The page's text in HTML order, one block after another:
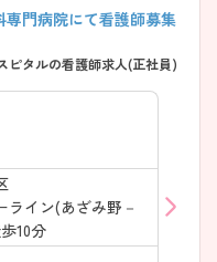
専門病院にて看護師募集
タルの看護師求人(正社員)
ライン(あざみ野－
10分